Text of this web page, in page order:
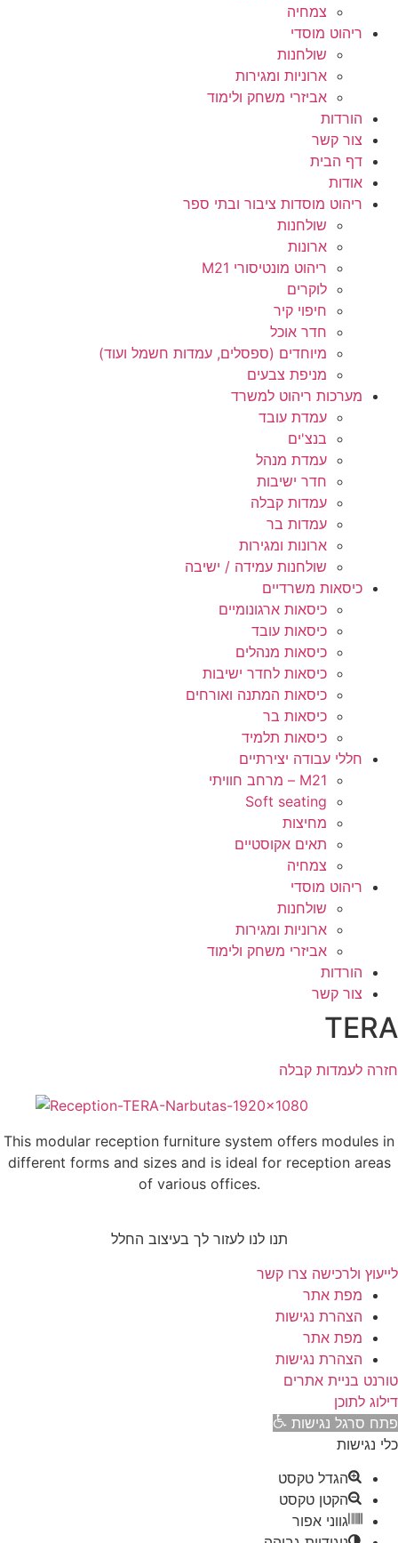
צמחיה
ריהוט מוסדי
שולחנות
ארוניות ומגירות
אביזרי משחק ולימוד
הורדות
צור קשר
דף הבית
אודות
ריהוט מוסדות ציבור ובתי ספר
שולחנות
ארונות
ריהוט מונטיסורי M21
לוקרים
חיפוי קיר
חדר אוכל
מיוחדים (ספסלים, עמדות חשמל ועוד)
מניפת צבעים
מערכות ריהוט למשרד
עמדת עובד
בנצ'ים
עמדת מנהל
חדר ישיבות
עמדות קבלה
עמדות בר
ארונות ומגירות
שולחנות עמידה / ישיבה
כיסאות משרדיים
כיסאות ארגונומיים
כיסאות עובד
כיסאות מנהלים
כיסאות לחדר ישיבות
כיסאות המתנה ואורחים
כיסאות בר
כיסאות תלמיד
חללי עבודה יצירתיים
M21 – מרחב חוויתי
Soft seating
מחיצות
תאים אקוסטיים
צמחיה
ריהוט מוסדי
שולחנות
ארוניות ומגירות
אביזרי משחק ולימוד
הורדות
צור קשר
TERA
חזרה לעמדות קבלה
This modular reception furniture system offers modules in
different forms and sizes and is ideal for reception areas
of various offices.
תנו לנו לעזור לך בעיצוב החלל
לייעוץ ולרכישה צרו קשר
מפת אתר
הצהרת נגישות
מפת אתר
הצהרת נגישות
טורנט בניית אתרים
דילוג לתוכן
פתח סרגל נגישות
כלי נגישות
הגדל טקסט
הקטן טקסט
גווני אפור